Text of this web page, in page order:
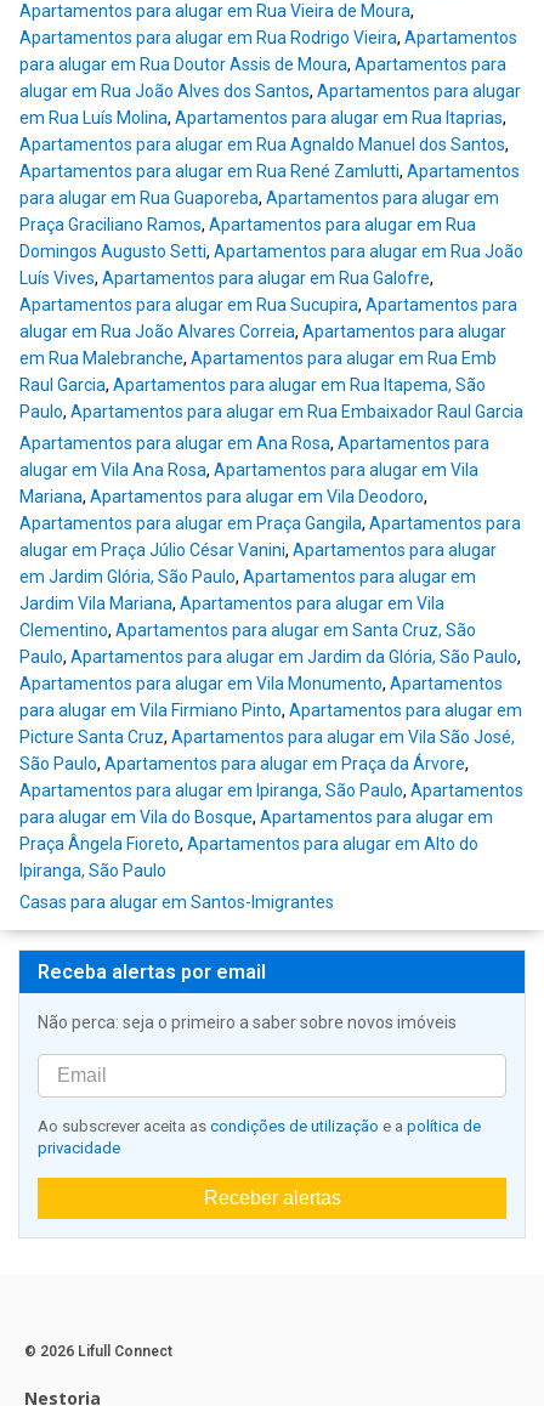
Apartamentos para alugar em Rua Vieira de Moura,
Apartamentos para alugar em Rua Rodrigo Vieira, Apartamentos
para alugar em Rua Doutor Assis de Moura, Apartamentos para
alugar em Rua João Alves dos Santos, Apartamentos para alugar
em Rua Luís Molina, Apartamentos para alugar em Rua Itaprias,
Apartamentos para alugar em Rua Agnaldo Manuel dos Santos,
Apartamentos para alugar em Rua René Zamlutti, Apartamentos
para alugar em Rua Guaporeba, Apartamentos para alugar em
Praça Graciliano Ramos, Apartamentos para alugar em Rua
Domingos Augusto Setti, Apartamentos para alugar em Rua João
Luís Vives, Apartamentos para alugar em Rua Galofre,
Apartamentos para alugar em Rua Sucupira, Apartamentos para
alugar em Rua João Alvares Correia, Apartamentos para alugar
em Rua Malebranche, Apartamentos para alugar em Rua Emb
Raul Garcia, Apartamentos para alugar em Rua Itapema, São
Paulo, Apartamentos para alugar em Rua Embaixador Raul Garcia
Apartamentos para alugar em Ana Rosa, Apartamentos para
alugar em Vila Ana Rosa, Apartamentos para alugar em Vila
Mariana, Apartamentos para alugar em Vila Deodoro,
Apartamentos para alugar em Praça Gangila, Apartamentos para
alugar em Praça Júlio César Vanini, Apartamentos para alugar
em Jardim Glória, São Paulo, Apartamentos para alugar em
Jardim Vila Mariana, Apartamentos para alugar em Vila
Clementino, Apartamentos para alugar em Santa Cruz, São
Paulo, Apartamentos para alugar em Jardim da Glória, São Paulo,
Apartamentos para alugar em Vila Monumento, Apartamentos
para alugar em Vila Firmiano Pinto, Apartamentos para alugar em
Picture Santa Cruz, Apartamentos para alugar em Vila São José,
São Paulo, Apartamentos para alugar em Praça da Árvore,
Apartamentos para alugar em Ipiranga, São Paulo, Apartamentos
para alugar em Vila do Bosque, Apartamentos para alugar em
Praça Ângela Fioreto, Apartamentos para alugar em Alto do
Ipiranga, São Paulo
Casas para alugar em Santos-Imigrantes
Receba alertas por email
Não perca: seja o primeiro a saber sobre novos imóveis
Ao subscrever aceita as condições de utilização e a política de
privacidade
Receber alertas
© 2026 Lifull Connect
Nestoria